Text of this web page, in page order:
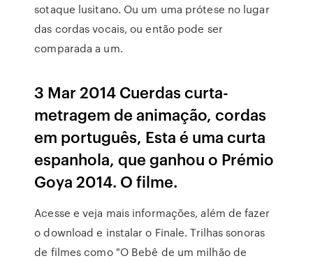
sotaque lusitano. Ou um uma prótese no lugar
das cordas vocais, ou então pode ser
comparada a um.
3 Mar 2014 Cuerdas curta-
metragem de animação, cordas
em português, Esta é uma curta
espanhola, que ganhou o Prémio
Goya 2014. O filme.
Acesse e veja mais informações, além de fazer
o download e instalar o Finale. Trilhas sonoras
de filmes como "O Bebê de um milhão de